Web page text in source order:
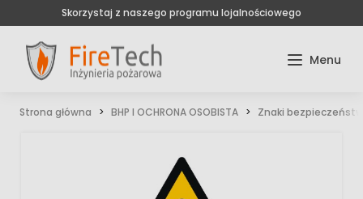
Skorzystaj z naszego programu lojalnościowego
Strona główna BHP I OCHRONA OSOBISTA Znaki